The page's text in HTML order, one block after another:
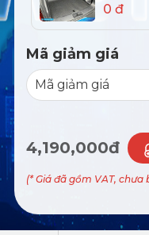
0 đ
Mã giảm giá
4,190,000đ
(* Giá đã gồm VAT,